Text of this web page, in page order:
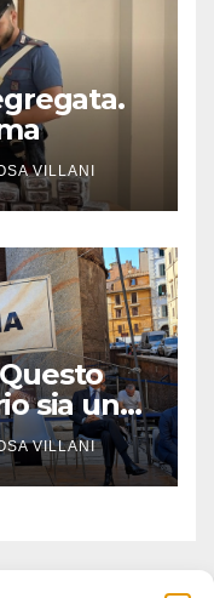
VILLANI
sia un
VILLANI